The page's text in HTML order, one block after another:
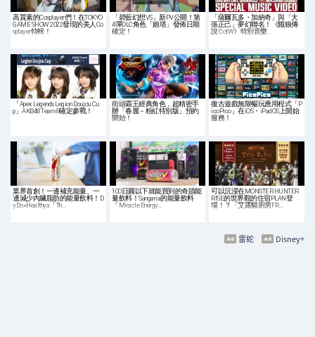
高質素的Cosplayer們！在TOKYO
GAME SHOW 2022發現的美人Co
splayer特輯！
「碧藍幻想VS」新PV公開！第
4彈DLC角色「姬塔」發佈日期
確定！
「薩爾瓦多・加納奇」與「大
張正己」夢幻聯名！《餓狼傳
說 CotW》特別音樂…
「Apex Legends Legion Doujou Cu
p」AKB48 Team 8確定參戰！
街頭霸王經典角色，超精密手
辦「春麗－粉紅特別版」預約
開始！
復古遊戲無限暢玩應用程式「P
icoPico」在iOS・iPadOS上開始
服務！
業界首創！一邊補充能量、一
邊減少內臟脂肪的能量飲料！D
yDo×Healthya「Th…
100日圓以下就能買到的奇蹟能
量飲料！Sangaria的能量飲料
「Miracle Energy…
可以沉浸在MONSTER HUNTER
RISE的世界觀的住宿PLAN登
場！？「艾露貓廚房FR…
Disney+
雷蛇